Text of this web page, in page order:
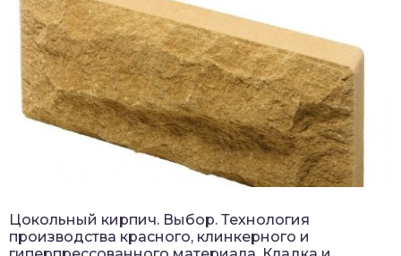
Цокольный кирпич. Выбор. Технология
производства красного, клинкерного и